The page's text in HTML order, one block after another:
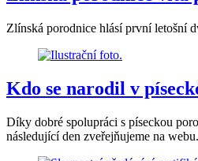
Zlínská porodnice hlásí první letošní
Kdo se narodil v
Díky dobré spolupráci s píseckou
následující den zveřejňujeme na webu.